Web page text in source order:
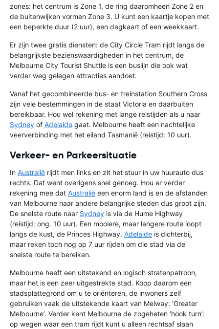
zones: het centrum is Zone 1, de ring daaromheen Zone 2 en
de buitenwijken vormen Zone 3. U kunt een kaartje kopen met
een beperkte duur (2 uur), een dagkaart of een weekkaart.
Er zijn twee gratis diensten: de City Circle Tram rijdt langs de
belangrijkste bezienswaardigheden in het centrum, de
Melbourne City Tourist Shuttle is een buslijn die ook wat
verder weg gelegen attracties aandoet.
Vanaf het gecombineerde bus- en treinstation Southern Cross
zijn vele bestemmingen in de staat Victoria en daarbuiten
bereikbaar. Hou wel rekening met lange reistijden als u naar
Sydney of Adelaide gaat. Melbourne heeft een nachtelijke
veerverbinding met het eiland Tasmanië (reistijd: 10 uur).
Verkeer- en Parkeersituatie
In Australië rijdt men links en zit het stuur in uw huurauto dus
rechts. Dat went overigens snel genoeg. Hou er verder
rekening mee dat Australië een enorm land is en de afstanden
van Melbourne naar andere belangrijke steden dus groot zijn.
De snelste route naar Sydney is via de Hume Highway
(reistijd: ong. 10 uur). Een mooiere, maar langere route loopt
langs de kust, de Princes Highway. Adelaide is dichterbij,
maar reken toch nog op 7 uur rijden om die stad via de
snelste route te bereiken.
Melbourne heeft een uitstekend en logisch stratenpatroon,
maar het is een zeer uitgestrekte stad. Koop daarom een
stadsplattegrond om u te oriënteren, de inwoners zelf
gebruiken vaak de uitstekende kaart van Melway: ‘Greater
Melbourne’. Verder kent Melbourne de zogeheten ‘hook turn’:
op wegen waar een tram rijdt kunt u alleen rechtsaf slaan